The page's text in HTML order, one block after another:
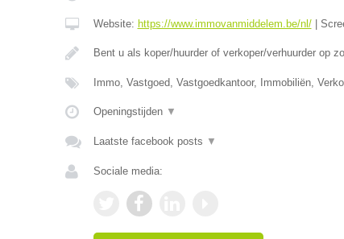
Website: https://www.immovanmiddelem.be/nl/|
Bent u als koper/huurder of verkoper/verhuurder op
Immo, Vastgoed, Vastgoedkantoor, Immobiliën,
Openingstijden ▼
Laatste facebook posts ▼
Sociale media: